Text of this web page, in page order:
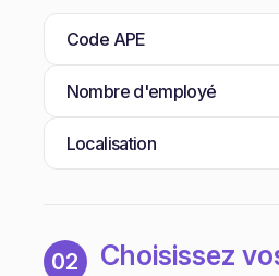
Code APE
Nombre d'employé
Localisation
02 Choisissez